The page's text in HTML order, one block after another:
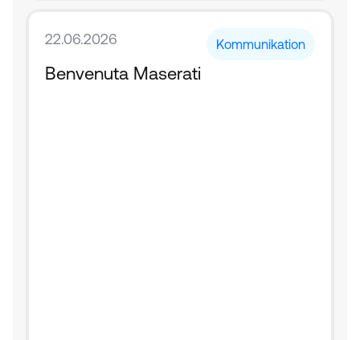
22.06.2026 Kommunikation
Benvenuta Maserati